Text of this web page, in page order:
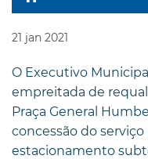
21 jan 2021
O Executivo
empreitada de
Praça General
concessão do
estacionamento